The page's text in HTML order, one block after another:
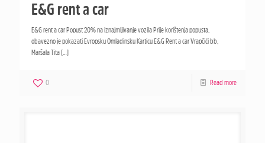
E&G rent a car
E&G rent a car Popust 20% na iznajmljivanje vozila Prije korištenja popusta,
obavezno je pokazati Evropsku Omladinsku Karticu E&G Rent a car Vrapčići bb,
Maršala Tita […]
0 Read more